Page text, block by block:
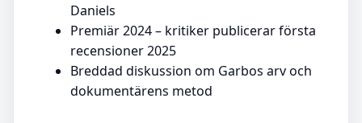
Daniels
Premiär 2024 – kritiker publicerar första
recensioner 2025
Breddad diskussion om Garbos arv och
dokumentärens metod